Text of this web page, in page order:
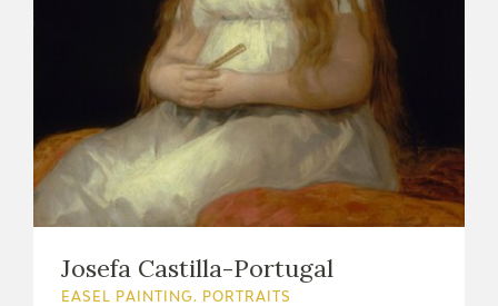
Josefa Castilla-Portugal
EASEL PAINTING. PORTRAITS